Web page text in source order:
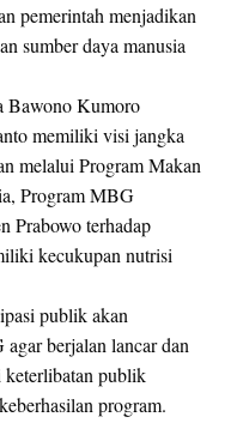
pemerintah menjadikan
sumber daya manusia
Bawono Kumoro
memiliki visi jangka
melalui Program Makan
Program MBG
Prabowo terhadap
kecukupan nutrisi
publik akan
berjalan lancar dan
publik
program.